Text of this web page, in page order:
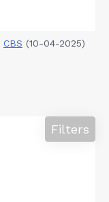
CBS (10-04-2025)
Filters